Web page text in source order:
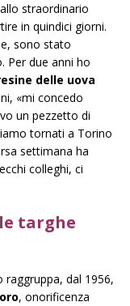
straordinario
in quindici giorni.
sono stato
Per due anni ho
delle uova
«mi concedo
un pezzetto di
tornati a Torino
settimana ha
colleghi, ci
targhe
raggruppa, dal 1956,
, onorificenza